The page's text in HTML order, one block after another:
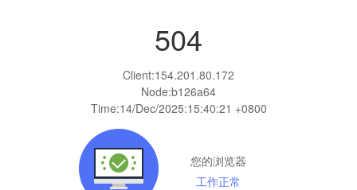
504
Client:154.201.80.172
Node:b126a64
Time:14/Dec/2025:15:40:21 +0800
您的浏览器
工作正常